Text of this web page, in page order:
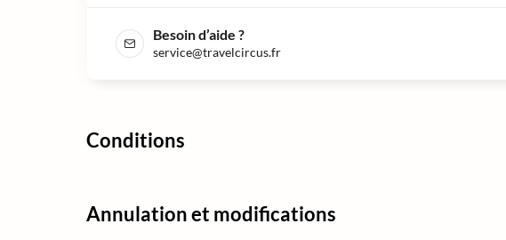
Besoin d’aide ?
service@travelcircus.fr
Conditions
Annulation et modifications